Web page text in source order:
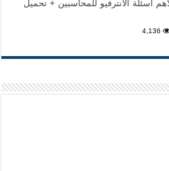
اسئلة الانترفيو للمحاسبين + تحميل
4,136